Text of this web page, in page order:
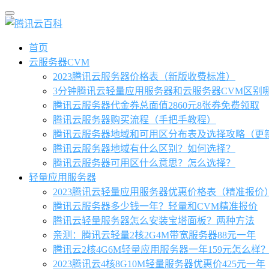
首页
云服务器CVM
2023腾讯云服务器价格表（新版收费标准）
3分钟腾讯云轻量应用服务器和云服务器CVM区别
腾讯云服务器代金券总面值2860元8张券免费领取
腾讯云服务器购买流程（手把手教程）
腾讯云服务器地域和可用区分布表及选择攻略（更
腾讯云服务器地域有什么区别？如何选择？
腾讯云服务器可用区什么意思？怎么选择？
轻量应用服务器
2023腾讯云轻量应用服务器优惠价格表（精准报价）
腾讯云服务器多少钱一年？轻量和CVM精准报价
腾讯云轻量服务器怎么安装宝塔面板？两种方法
亲测：腾讯云轻量2核2G4M带宽服务器88元一年
腾讯云2核4G6M轻量应用服务器一年159元怎么样？
2023腾讯云4核8G10M轻量服务器优惠价425元一年